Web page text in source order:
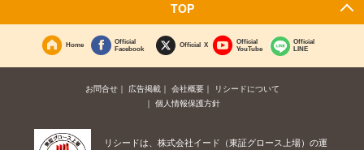
TOP
Home
Official
Facebook
Official X
Official
YouTube
Official
LINE
お問合せ 広告掲載 会社概要
リシードについて
個人情報保護方針
リシードは、株式会社イード（東証グロース上場）の運